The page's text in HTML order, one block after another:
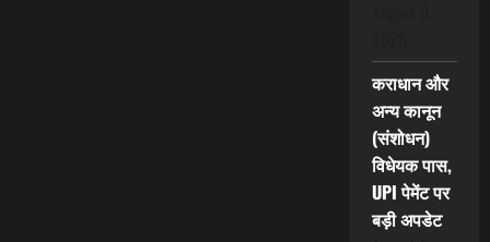
कराधान और
अन्य कानून
(संशोधन)
विधेयक पास,
UPI पेमेंट पर
बड़ी अपडेट